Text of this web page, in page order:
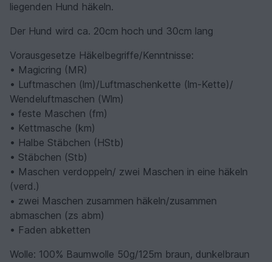
liegenden Hund häkeln.
Der Hund wird ca. 20cm hoch und 30cm lang
Vorausgesetze Häkelbegriffe/Kenntnisse:
• Magicring (MR)
• Luftmaschen (lm)/Luftmaschenkette (lm-Kette)/
Wendeluftmaschen (Wlm)
• feste Maschen (fm)
• Kettmasche (km)
• Halbe Stäbchen (HStb)
• Stäbchen (Stb)
• Maschen verdoppeln/ zwei Maschen in eine häkeln
(verd.)
• zwei Maschen zusammen häkeln/zusammen
abmaschen (zs abm)
• Faden abketten
Wolle: 100% Baumwolle 50g/125m braun, dunkelbraun